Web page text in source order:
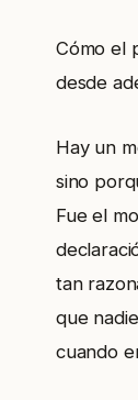
Cómo el
desde
Hay un
sino
Fue el
tan
que
cuando